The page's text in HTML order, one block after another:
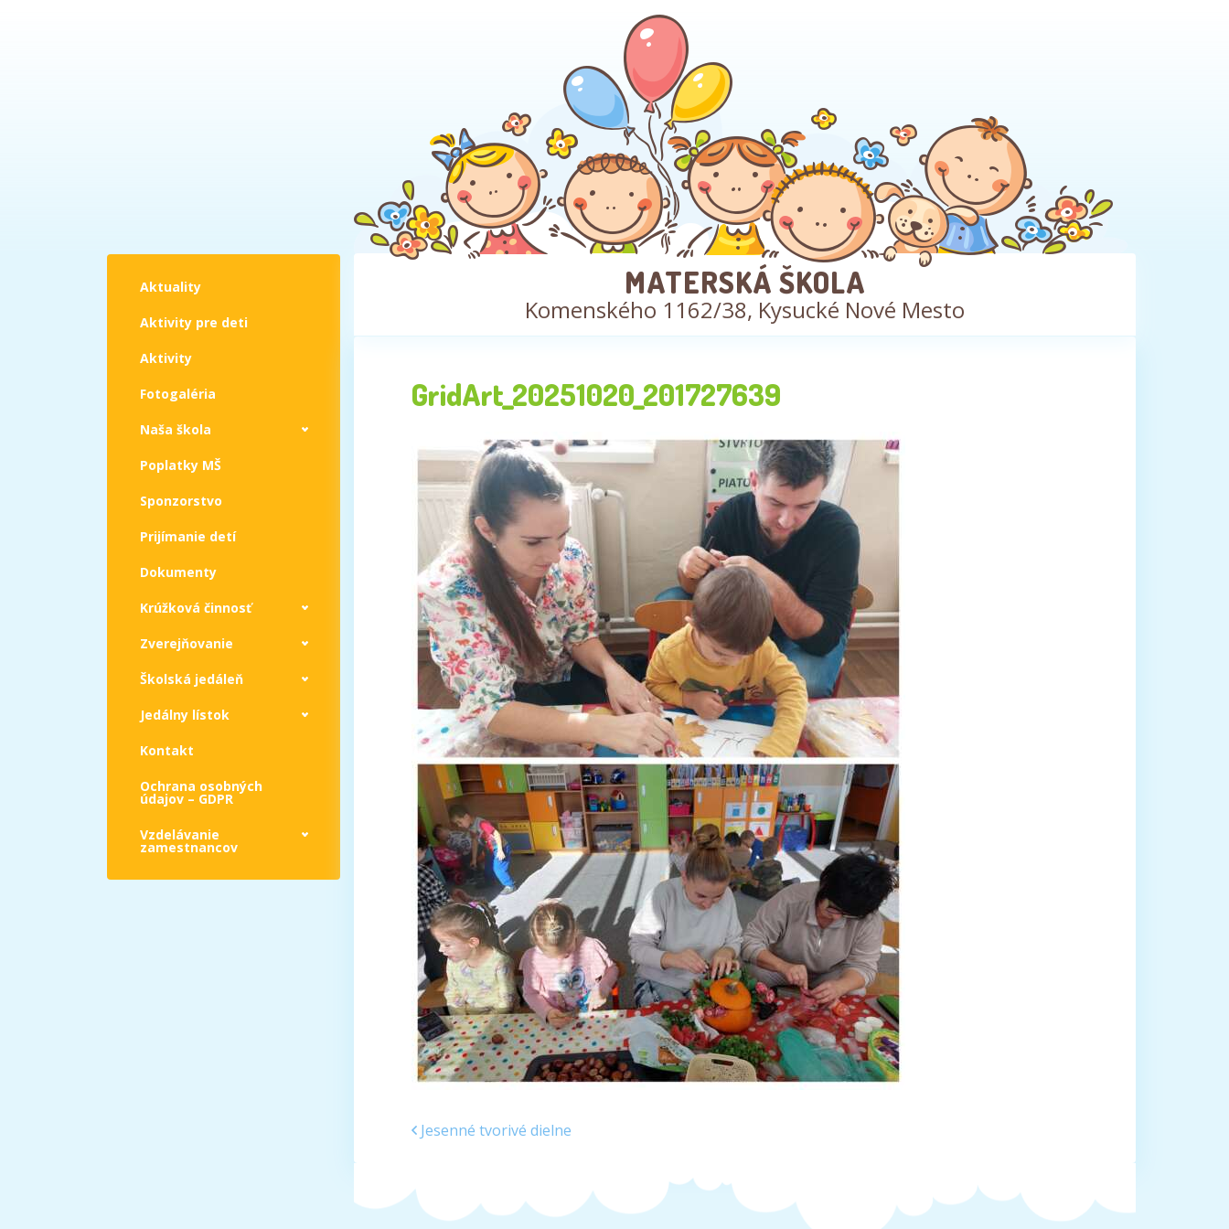
Aktuality
Aktivity pre deti
Aktivity
Fotogaléria
Naša škola
Poplatky MŠ
Sponzorstvo
Prijímanie detí
Dokumenty
Krúžková činnosť
Zverejňovanie
Školská jedáleň
Jedálny lístok
Kontakt
Ochrana osobných
údajov – GDPR
Vzdelávanie
zamestnancov
MATERSKÁ ŠKOLA
Komenského 1162/38, Kysucké Nové Mesto
GridArt_20251020_201727639
Jesenné tvorivé dielne